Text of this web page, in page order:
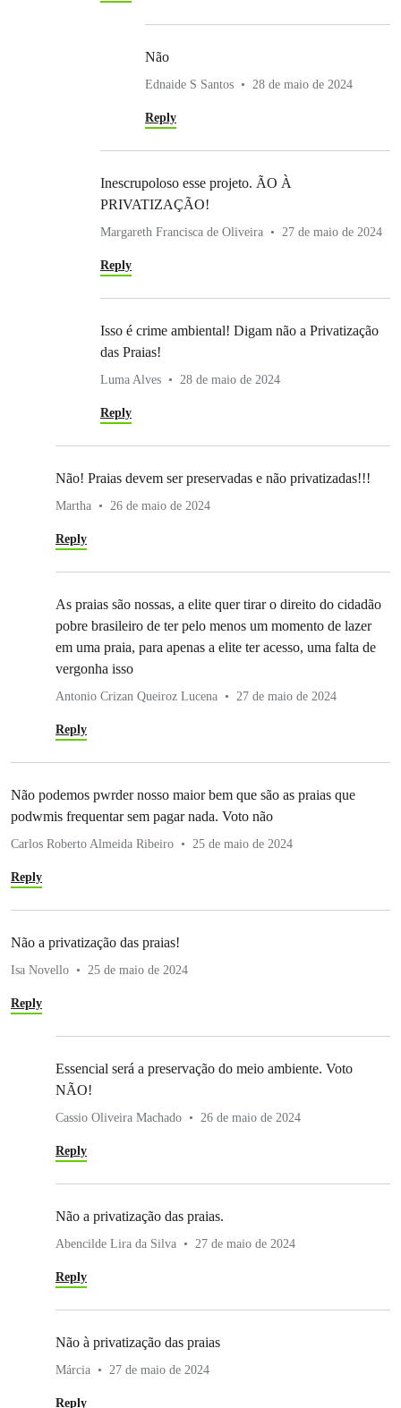
Não
Ednaide S Santos 28 de maio de 2024
Reply
Inescrupoloso esse projeto. ÃO À
PRIVATIZAÇÃO!
Margareth Francisca de Oliveira 27 de maio de 2024
Reply
Isso é crime ambiental! Digam não a Privatização
das Praias!
Luma Alves 28 de maio de 2024
Reply
Não! Praias devem ser preservadas e não privatizadas!!!
Martha 26 de maio de 2024
Reply
As praias são nossas, a elite quer tirar o direito do cidadão
pobre brasileiro de ter pelo menos um momento de lazer
em uma praia, para apenas a elite ter acesso, uma falta de
vergonha isso
Antonio Crizan Queiroz Lucena 27 de maio de 2024
Reply
Não podemos pwrder nosso maior bem que são as praias que
podwmis frequentar sem pagar nada. Voto não
Carlos Roberto Almeida Ribeiro 25 de maio de 2024
Reply
Não a privatização das praias!
Isa Novello 25 de maio de 2024
Reply
Essencial será a preservação do meio ambiente. Voto
NÃO!
Cassio Oliveira Machado 26 de maio de 2024
Reply
Não a privatização das praias.
Abencilde Lira da Silva 27 de maio de 2024
Reply
Não à privatização das praias
Márcia 27 de maio de 2024
Reply